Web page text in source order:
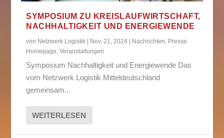
SYMPOSIUM ZU KREISLAUFWIRTSCHAFT,
NACHHALTIGKEIT UND ENERGIEWENDE
von Netzwerk Logistik Nov. 21, 2024 Nachrichten, Presse
Homepage,Veranstaltungen
Symposium Nachhaltigkeit und Energiewende Das
vom Netzwerk Logistik Mitteldeutschland
gemeinsam...
WEITERLESEN